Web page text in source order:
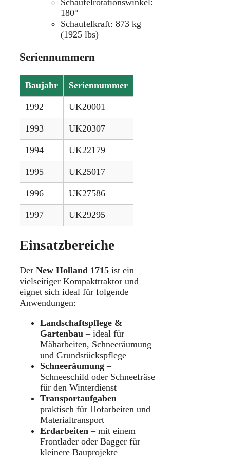
180°
Schaufelkraft: 873 kg
(1925 lbs)
Seriennummern
Baujahr Seriennummer
1992 UK20001
1993 UK20307
1994 UK22179
1995 UK25017
1996 UK27586
1997 UK29295
Einsatzbereiche
Der New Holland 1715 ist ein
vielseitiger Kompakttraktor und
eignet sich ideal für folgende
Anwendungen:
Landschaftspflege &
Gartenbau – ideal für
Mäharbeiten, Schneeräumung
und Grundstückspflege
Schneeräumung –
Schneeschild oder Schneefräse
für den Winterdienst
Transportaufgaben –
praktisch für Hofarbeiten und
Materialtransport
Erdarbeiten – mit einem
Frontlader oder Bagger für
kleinere Bauprojekte